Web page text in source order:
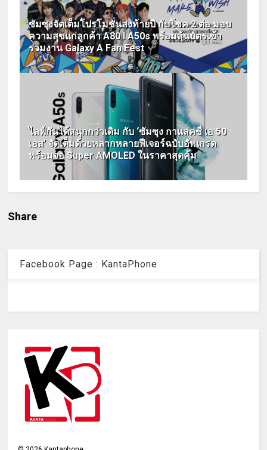
ซัมซุงจัดเต็มโปรโมชั่นส่งท้ายปี กับโชค 2 ต่อ มอบ
ความสุขแก่ลูกค้า A80 I A50s พร้อมลุ้นบัตรเข้า
ร่วมงาน Galaxy A Fan Fest
ไลฟ์กันได้สนุกกว่าเดิม กับ ‘ซัมซุง กาแลคซี่ เอ 50
เอส’ จัดเต็มด้วยหลากหลายฟีเจอร์ฉบับอัพเกรด
พร้อมจอ Super AMOLED ในราคาสุดคุ้ม
Share
Facebook Page : KantaPhone